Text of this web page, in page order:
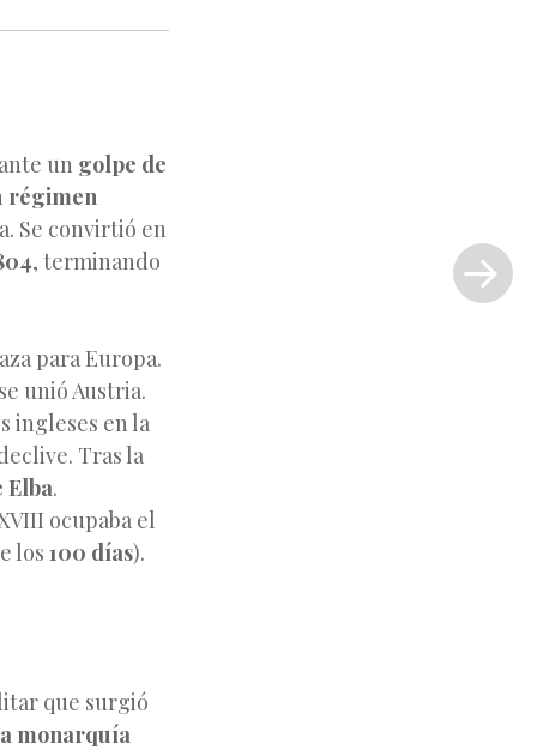
un golpe de
régimen
Se convirtió en
, terminando
para Europa.
unió Austria.
ingleses en la
Tras la
Elba.
ocupaba el
los 100 días).
que surgió
monarquía
entrada